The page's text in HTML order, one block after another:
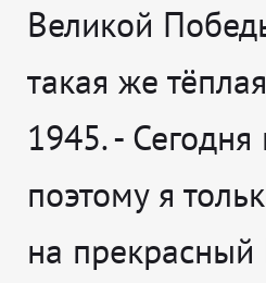
Великой
такая же
1945. - Сегодня
поэтому я
на прекрасный